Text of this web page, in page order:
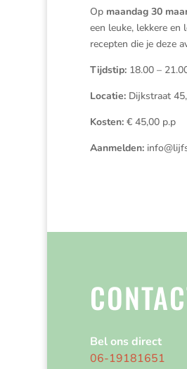
Op maandag 30
een leuke, lekkere
recepten die je deze
Tijdstip:18.00 –
Locatie: Dijkstraat
Kosten:€ 45,00 p.p
Aanmelden:
Bel ons direct
06-19181651